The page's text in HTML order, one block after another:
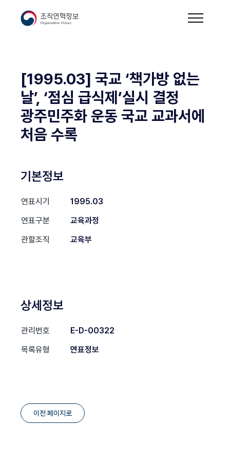
[1995.03] 국교 ‘책가방 없는
날’, ‘점심 급식제’실시 결정
광주민주화 운동 국교 교과서에
처음 수록
기본정보
연표시기
1995.03
연표구분
교육과정
관할조직
교육부
상세정보
관리번호
E-D-00322
목록유형
연표정보
이전 페이지로